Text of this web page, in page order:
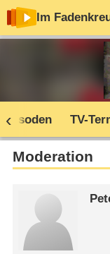
Im
Episoden TV-
Moderation